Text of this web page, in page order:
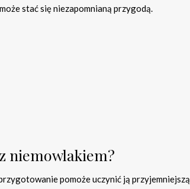
stać się niezapomnianą przygodą.
niemowlakiem?
pomoże uczynić ją